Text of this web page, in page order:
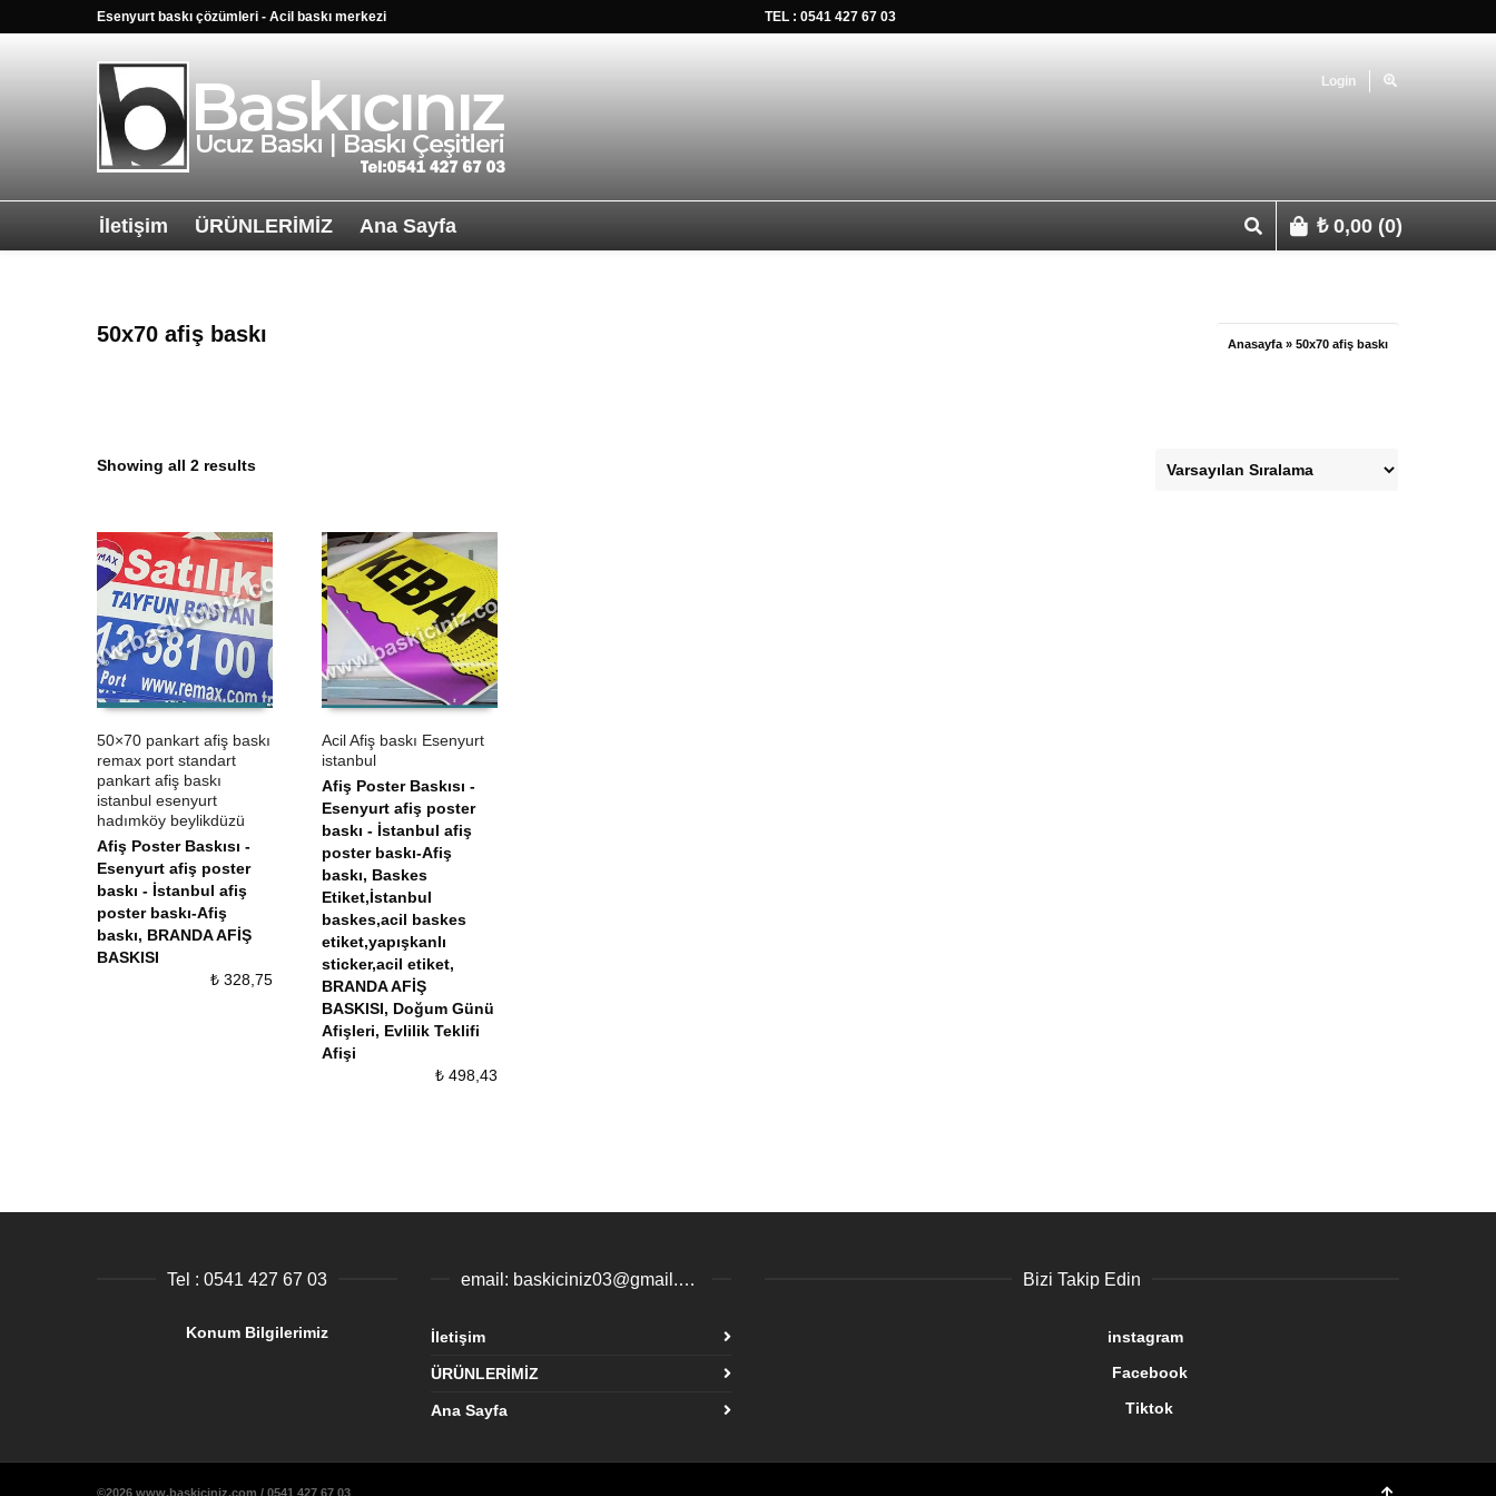
Esenyurt baskı çözümleri - Acil baskı merkezi TEL : 0541 427 67 03
Login
İletişim ÜRÜNLERİMİZ Ana Sayfa ₺0,00 (0)
50x70 afiş baskı Anasayfa » 50x70 afiş baskı
Showing all 2 results
ÜRÜN SATIN AL
QUICK VIEW
50×70 pankart afiş baskı
remax port standart
pankart afiş baskı
istanbul esenyurt
hadımköy beylikdüzü
Afiş Poster Baskısı -
Esenyurt afiş poster
baskı - İstanbul afiş
poster baskı-Afiş
baskı, BRANDA AFİŞ
BASKISI
₺328,75
Acil Afiş baskı Esenyurt
istanbul
Afiş Poster Baskısı -
Esenyurt afiş poster
baskı - İstanbul afiş
poster baskı-Afiş
baskı, Baskes
Etiket,İstanbul
baskes,acil baskes
etiket,yapışkanlı
sticker,acil etiket,
BRANDA AFİŞ
BASKISI, Doğum Günü
Afişleri, Evlilik Teklifi
Afişi
₺ 498,43
Tel : 0541 427 67 03
Konum Bilgilerimiz
email: baskiciniz03@gmail.com / esenyurtbaski@gmail.com
İletişim
ÜRÜNLERİMİZ
Ana Sayfa
Bizi Takip Edin
instagram
Facebook
Tiktok
©2026 www.baskiciniz.com / 0541 427 67 03